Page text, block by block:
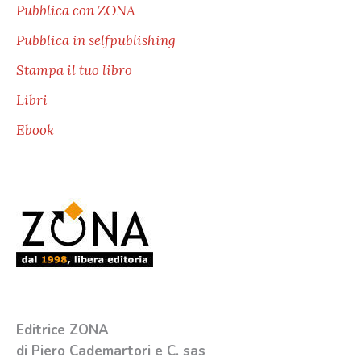
Pubblica con ZONA
Pubblica in selfpublishing
Stampa il tuo libro
Libri
Ebook
Editrice ZONA
di Piero Cademartori e C. sas